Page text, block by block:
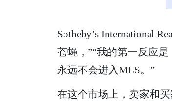
Sotheby’s International
苍蝇，”“我的第一反应
永远不会进入MLS。”
在这个市场上，卖家和